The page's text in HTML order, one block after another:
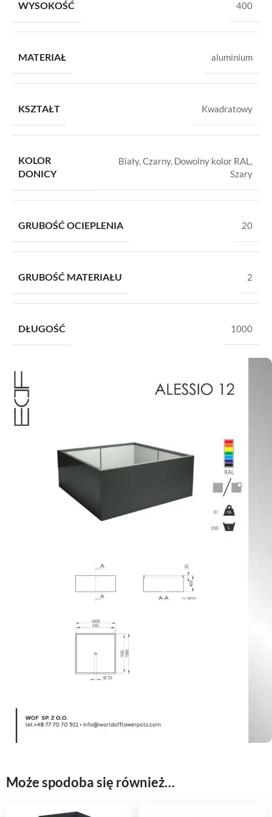
WYSOKOŚĆ 400
MATERIAŁ aluminium
KSZTAŁT Kwadratowy
KOLOR
DONICY
Biały, Czarny, Dowolny kolor RAL
Szary
GRUBOŚĆ OCIEPLENIA 20
GRUBOŚĆ MATERIAŁU 2
DŁUGOŚĆ 1000
Może spodoba się również…